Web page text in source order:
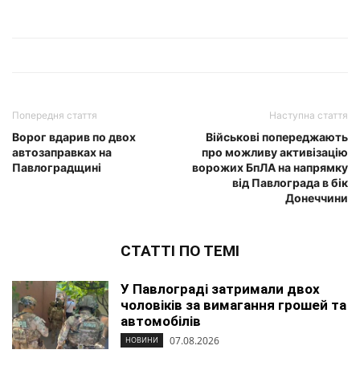
Попередня стаття
Ворог вдарив по двох
автозаправках на
Павлоградщині
Наступна стаття
Військові попереджають
про можливу активізацію
ворожих БпЛА на напрямку
від Павлограда в бік
Донеччини
СТАТТІ ПО ТЕМІ
У Павлограді затримали двох
чоловіків за вимагання грошей та
автомобілів
НОВИНИ 07.08.2026